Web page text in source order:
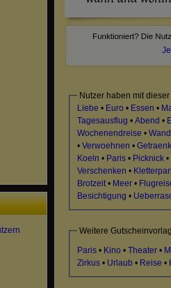
Nutzer haben mit
Liebe • Euro • Essen •
Tagesausflug • Abend •
Wochenendreise •
• Verwoehnen • Getraenk
Koeln • Paris • Picknick •
Verschenken •
Brotzeit• Meer •
Besichtigung •
Weitere
Paris • Kino • Theater •
Zirkus • Urlaub • Reise •